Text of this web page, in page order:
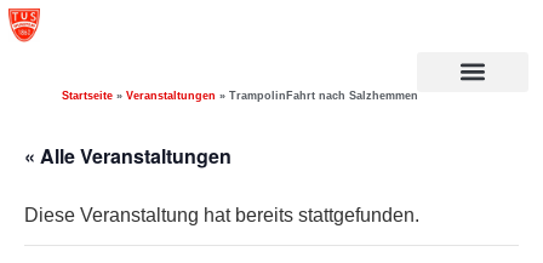
Startseite » Veranstaltungen » TrampolinFahrt nach Salzhemmendorf
« Alle Veranstaltungen
Diese Veranstaltung hat bereits stattgefunden.